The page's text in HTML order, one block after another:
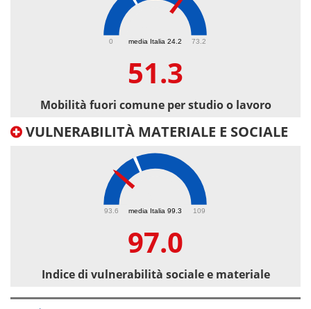
media Italia 24.2
0 73.2
51.3
Mobilità fuori comune per studio o lavoro
VULNERABILITÀ MATERIALE E SOCIALE
media Italia 99.3
93.6 109
97.0
Indice di vulnerabilità sociale e materiale